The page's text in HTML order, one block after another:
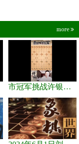
more
市冠军挑战许银川，急进中兵变化真激烈！